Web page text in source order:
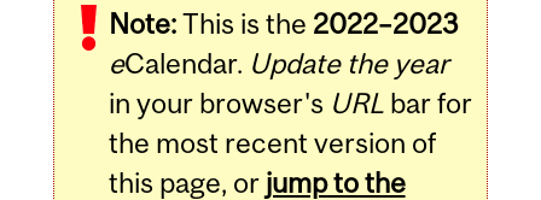
Note:This is the 2022–2023
eCalendar. Update the year
in your browser's URLbar for
the most recent version of
this page, or jump to the